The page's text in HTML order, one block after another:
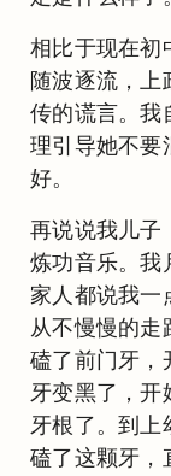
相比于现在初
随波逐流，上
传的谎言。我
理引导她不要
好。
再说说我儿子
炼功音乐。我
家人都说我一
从不慢慢的走
磕了前门牙，
牙变黑了，开
牙根了。到上
磕了这颗牙，